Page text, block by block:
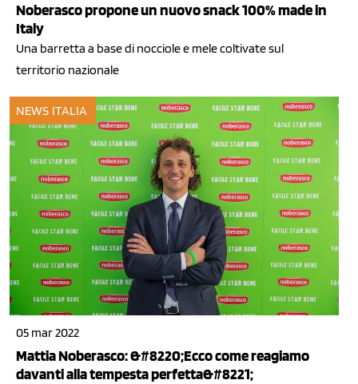
Noberasco propone un nuovo snack 100% made in
Italy
Una barretta a base di nocciole e mele coltivate sul
territorio nazionale
NEWS ITALIA
05 mar 2022
Mattia Noberasco: &#8220;Ecco come reagiamo
davanti alla tempesta perfetta&#8221;